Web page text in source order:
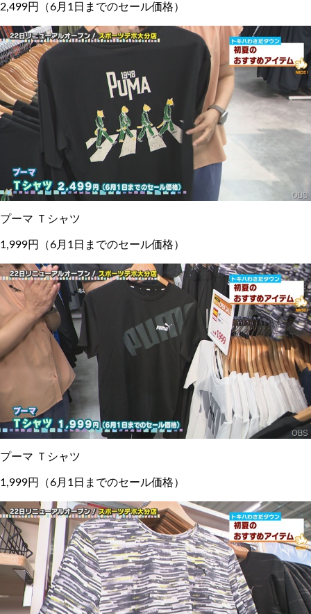
2,499円（6月1日までのセール価格）
プーマ Ｔシャツ
1,999円（6月1日までのセール価格）
プーマ Ｔシャツ
1,999円（6月1日までのセール価格）